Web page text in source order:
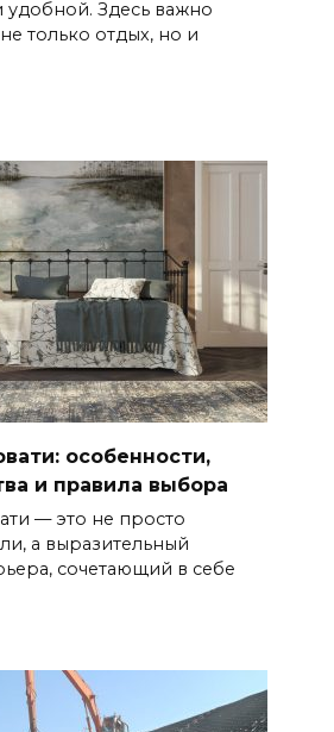
Здесь важно
только отдых, но и
особенности,
и правила выбора
— это не просто
а выразительный
сочетающий в себе